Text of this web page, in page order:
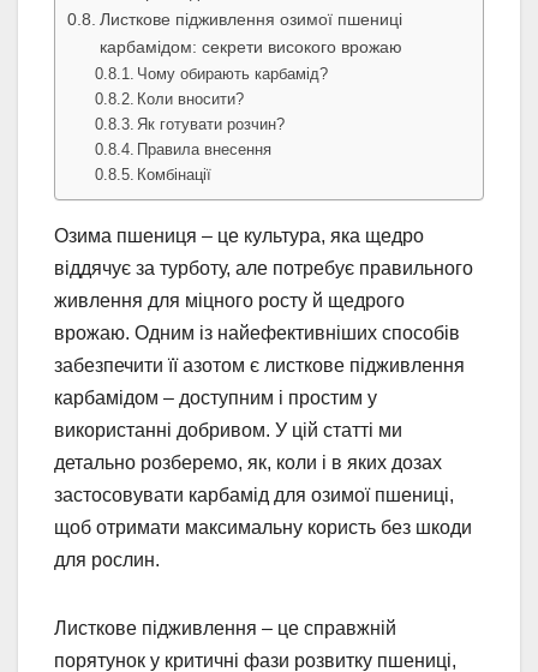
Листкове підживлення озимої пшениці
карбамідом: секрети високого врожаю
Чому обирають карбамід?
Коли вносити?
Як готувати розчин?
Правила внесення
Комбінації
Озима пшениця – це культура, яка щедро
віддячує за турботу, але потребує правильного
живлення для міцного росту й щедрого
врожаю. Одним із найефективніших способів
забезпечити її азотом є листкове підживлення
карбамідом – доступним і простим у
використанні добривом. У цій статті ми
детально розберемо, як, коли і в яких дозах
застосовувати карбамід для озимої пшениці,
щоб отримати максимальну користь без шкоди
для рослин.
Листкове підживлення – це справжній
порятунок у критичні фази розвитку пшениці,